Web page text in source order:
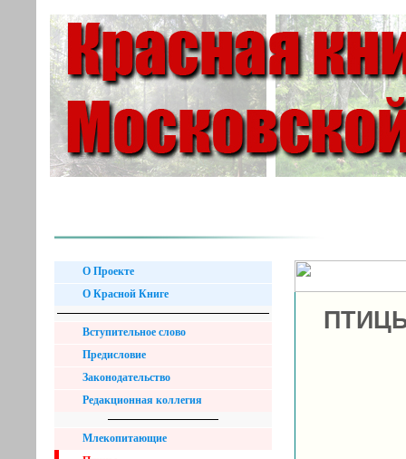
О Проекте
О Красной Книге
Вступительное слово
Предисловие
Законодательство
Редакционная коллегия
Млекопитающие